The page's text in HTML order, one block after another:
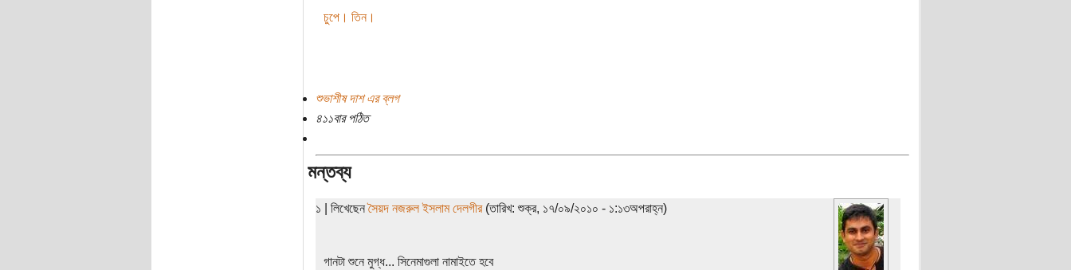
চুপে। তিন।
শুভাশীষ দাশ এর ব্লগ
৪১১বার পঠিত
মন্তব্য
১ | লিখেছেনসৈয়দ নজরুল ইসলাম দেলগীর(তারিখ: শুক্র, ১৭/০৯/২০১০ - ১:১৩অপরাহ্ন)
গানটা শুনে মুগ্ধ... সিনেমাগুলা নামাইতে হবে